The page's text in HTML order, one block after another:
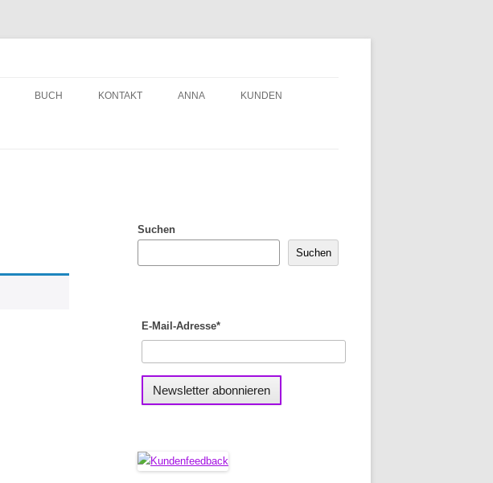
BUCH KONTAKT ANNA KUNDEN
Suchen
Suchen
E-Mail-Adresse*